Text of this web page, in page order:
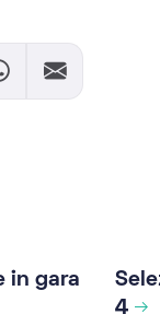
in gara
4